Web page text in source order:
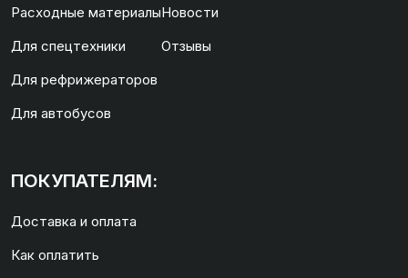
Расходные материалы
Для спецтехники
Для рефрижераторов
Для автобусов
Новости
Отзывы
ПОКУПАТЕЛЯМ:
Доставка и оплата
Как оплатить